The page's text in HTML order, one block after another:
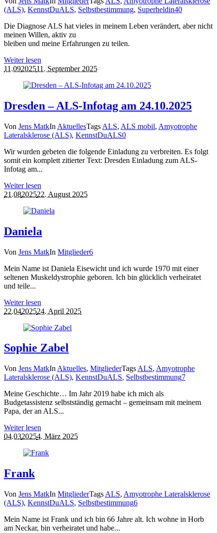
(ALS), KennstDuALS, Selbstbestimmung, Superheldin40
Die Diagnose ALS hat vieles in meinem Leben verändert, aber nicht
meinen Willen, aktiv zu
bleiben und meine Erfahrungen zu teilen.
Weiter lesen
11.09202511. September 2025
Dresden – ALS-Infotag am 24.10.2025
Von Jens MatkIn AktuellesTags ALS, ALS mobil, Amyotrophe
Lateralsklerose (ALS), KennstDuALS0
Wir wurden gebeten die folgende Einladung zu verbreiten. Es folgt
somit ein komplett zitierter Text: Dresden Einladung zum ALS-
Infotag am...
Weiter lesen
21.08202522. August 2025
Daniela
Von Jens MatkIn Mitglieder6
Mein Name ist Daniela Eisewicht und ich wurde 1970 mit einer
seltenen Muskeldystrophie geboren. Ich bin glücklich verheiratet
und teile...
Weiter lesen
22.04202524. April 2025
Sophie Zabel
Von Jens MatkIn Aktuelles, MitgliederTags ALS, Amyotrophe
Lateralsklerose (ALS), KennstDuALS, Selbstbestimmung7
Meine Geschichte… Im Jahr 2019 habe ich mich als
Budgetassistenz selbstständig gemacht – gemeinsam mit meinem
Papa, der an ALS...
Weiter lesen
04.0320254. März 2025
Frank
Von Jens MatkIn MitgliederTags ALS, Amyotrophe Lateralsklerose
(ALS), KennstDuALS, Selbstbestimmung6
Mein Name ist Frank und ich bin 66 Jahre alt. Ich wohne in Horb
am Neckar, bin verheiratet und habe...